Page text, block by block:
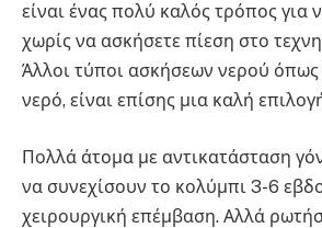
είναι ένας πολύ καλός τρόπος για
χωρίς να ασκήσετε πίεση στο
Άλλοι τύποι ασκήσεων νερού
νερό, είναι επίσης μια καλή
Πολλά άτομα με αντικατάσταση
να συνεχίσουν το κολύμπι 3-6
χειρουργική επέμβαση. Αλλά